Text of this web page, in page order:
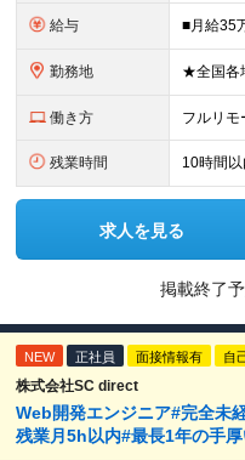
給与
勤務地
働き方 フルリモ
残業時間 10時間以
求人を見る
掲載終了予
NEW 正社員 面接情報有 自
株式会社SC direct
Web開発エンジニア#完全未
残業月5h以内#最長1年の手